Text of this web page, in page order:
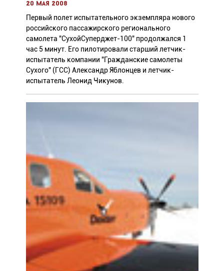
20 мая 2008
Первый полет испытательного экземпляра нового
российского пассажирского регионального
самолета "СухойСуперджет-100" продолжался 1
час 5 минут. Его пилотировали старший летчик-
испытатель компании "Гражданские самолеты
Сухого" (ГСС) Александр Яблонцев и летчик-
испытатель Леонид Чикунов.